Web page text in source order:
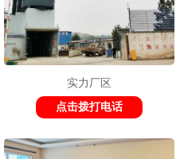
实力厂区
点击拨打电话